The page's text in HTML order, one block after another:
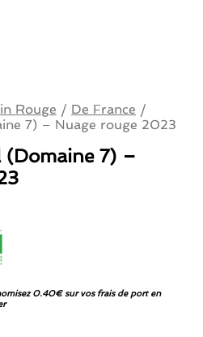
Rouge / De France /
7) – Nuage rouge 2023
(Domaine 7) –
0.40€ sur vos frais de port en